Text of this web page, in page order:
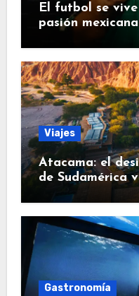
El futbol se
pasión
Viajes
Atacama: el
de Sudamérica
los viajeros
Gastronomía